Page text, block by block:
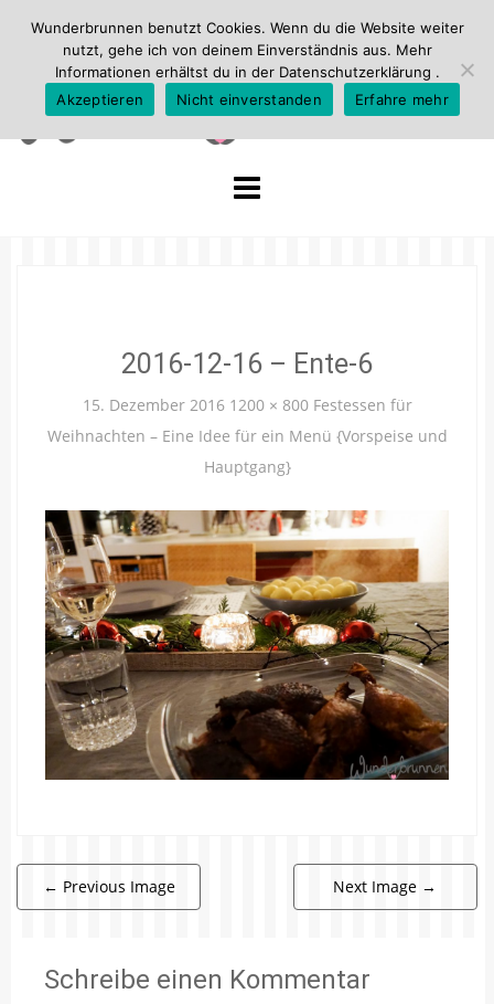
2016-12-16 – Ente-6
15. Dezember 2016 1200 × 800 Festessen für
Weihnachten – Eine Idee für ein Menü {Vorspeise und
Hauptgang}
← Previous Image Next Image →
Schreibe einen Kommentar
Wunderbrunnen benutzt Cookies. Wenn du die Website weiter
nutzt, gehe ich von deinem Einverständnis aus. Mehr
Informationen erhältst du in der Datenschutzerklärung .
Akzeptieren
Nicht einverstanden Erfahre mehr